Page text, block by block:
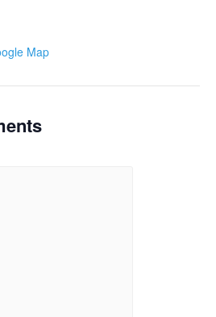
Map